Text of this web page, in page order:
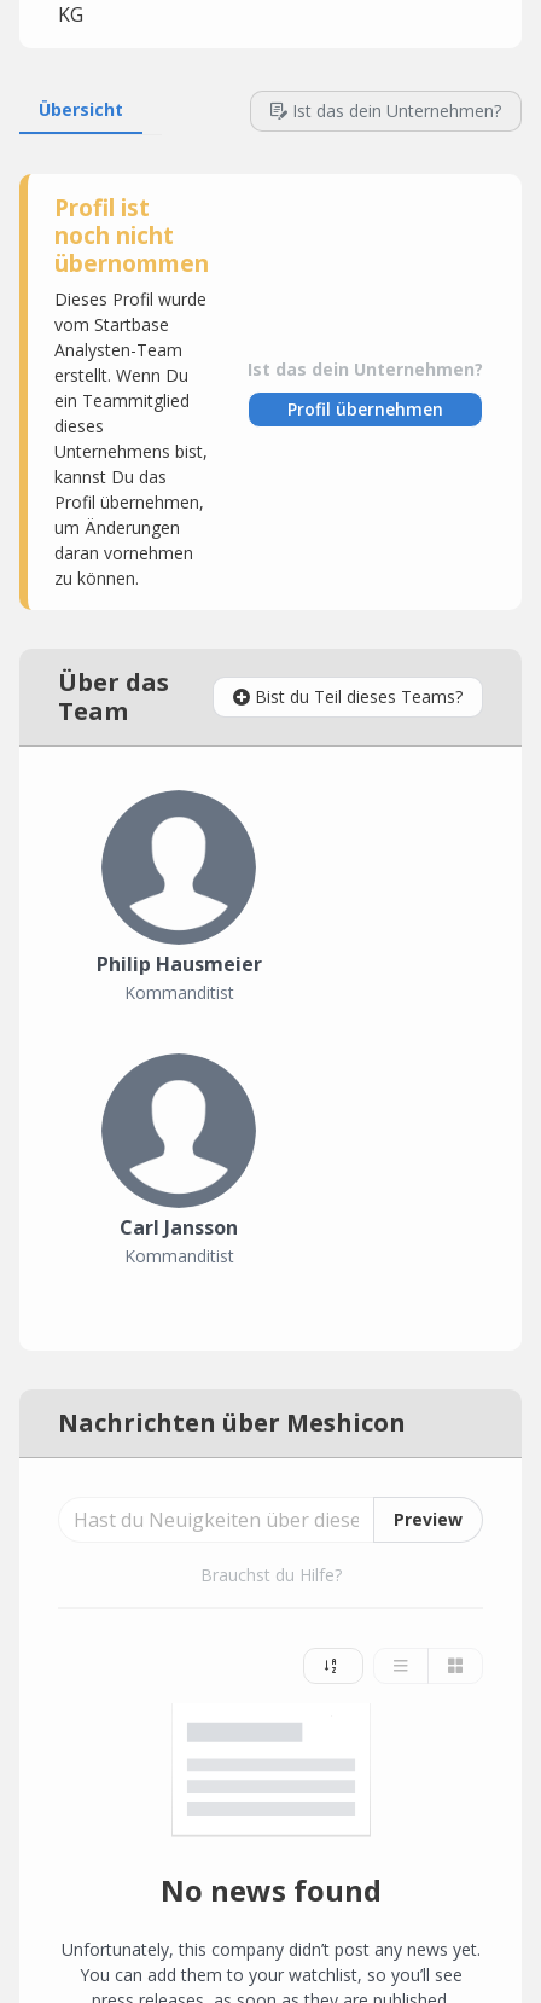
KG
Übersicht Ist das dein Unternehmen?
Profil ist
noch nicht
übernommen
Dieses Profil wurde
vom Startbase
Analysten-Team
erstellt. Wenn Du
ein Teammitglied
dieses
Unternehmens bist,
kannst Du das
Profil übernehmen,
um Änderungen
daran vornehmen
zu können.
Ist das dein Unternehmen?
Profil übernehmen
Über das
Team
Bist du Teil dieses Teams?
Philip Hausmeier
Kommanditist
Carl Jansson
Kommanditist
Nachrichten über Meshicon
Preview
Brauchst du Hilfe?
No news found
Unfortunately, this company didn’t post any news yet.
You can add them to your watchlist, so you’ll see